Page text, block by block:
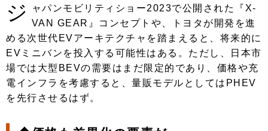
ジ
ャパンモビリティショー2023で公開された『X-
VAN GEAR』コンセプトや、トヨタが開発を進
める次世代EVアーキテクチャを踏まえると、将来的に
EVミニバンを投入する可能性はある。ただし、日本市
場では大型BEVの需要はまだ限定的であり、価格や充
電インフラを考慮すると、量販モデルとしてはPHEV
を先行させるはず。